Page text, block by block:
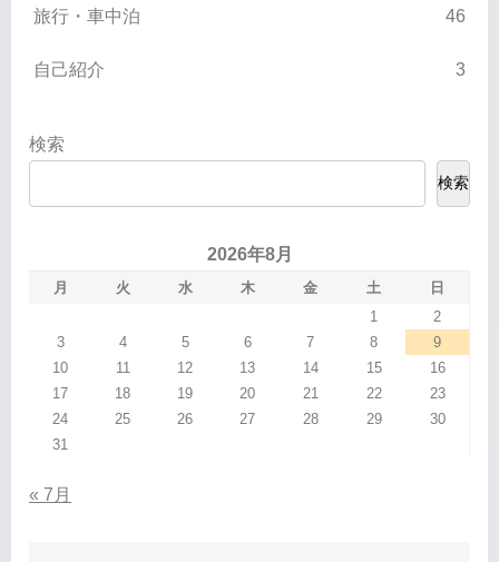
旅行・車中泊 46
自己紹介 3
検索
検索
2026年8月
月 火 水 木 金 土
日
1
2
3
4 5 6 7 8
9
10
11 12 13 14 15
16
17
18 19 20 21 22
23
24
25 26 27 28 29
30
31
« 7月